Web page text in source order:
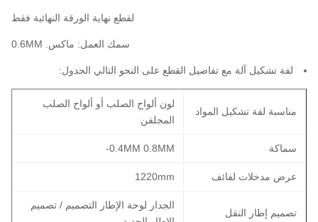
لقطع نهاية الورقة النهائية فقط
سمك العمل: ماكس. 0.6MM
لفة تشكيل آلة مع تفاصيل القطع على النحو التالي الجدول:
مناسبة لفة تشكيل المواد
لون ألواح الصلب أو ألواح الصلب
المجلفن
سماكة 0.4MM 0.8MM-
عرض مدخلات لفائف 1220mm
تصميم إطار النقل
الجدار لوحة الإطار التصميم / تصميم